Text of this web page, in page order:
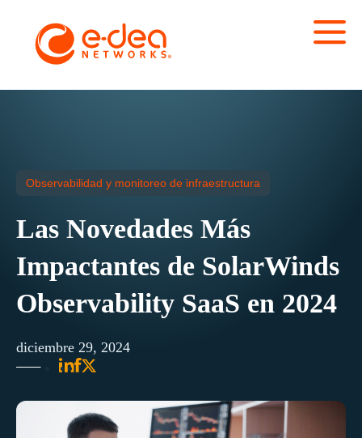
Observabilidad y monitoreo de infraestructura
Las Novedades Más
Impactantes de SolarWinds
Observability SaaS en 2024
diciembre 29, 2024